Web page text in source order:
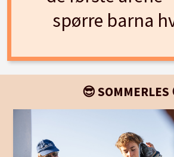
spørre barna
😎 SOMMERLES